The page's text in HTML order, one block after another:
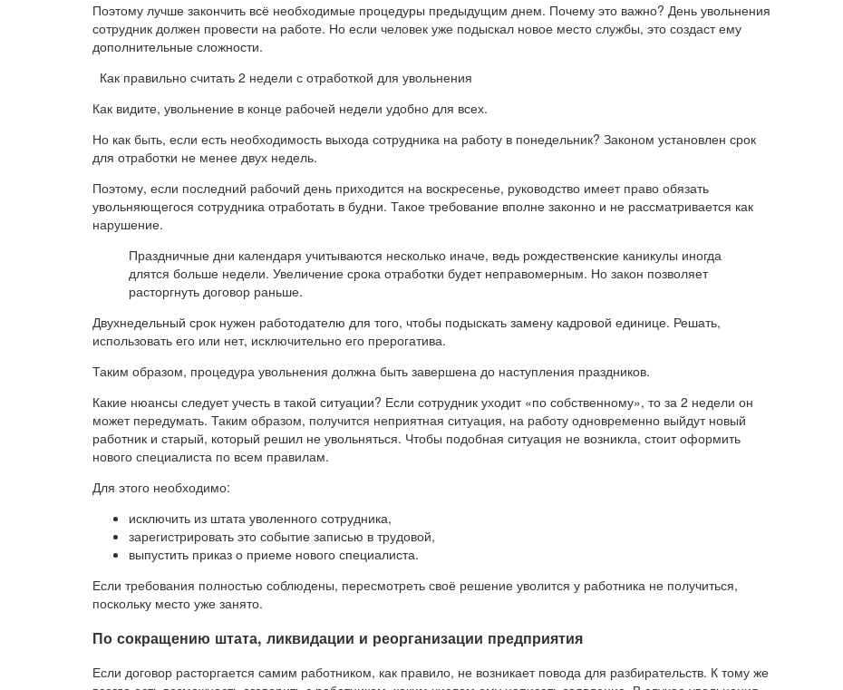
Поэтому лучше закончить всё необходимые процедуры предыдущим днем. Почему это важно? День увольнения
сотрудник должен провести на работе. Но если человек уже подыскал новое место службы, это создаст ему
дополнительные сложности.
Как правильно считать 2 недели с отработкой для увольнения
Как видите, увольнение в конце рабочей недели удобно для всех.
Но как быть, если есть необходимость выхода сотрудника на работу в понедельник? Законом установлен срок
для отработки не менее двух недель.
Поэтому, если последний рабочий день приходится на воскресенье, руководство имеет право обязать
увольняющегося сотрудника отработать в будни. Такое требование вполне законно и не рассматривается как
нарушение.
Праздничные дни календаря учитываются несколько иначе, ведь рождественские каникулы иногда
длятся больше недели. Увеличение срока отработки будет неправомерным. Но закон позволяет
расторгнуть договор раньше.
Двухнедельный срок нужен работодателю для того, чтобы подыскать замену кадровой единице. Решать,
использовать его или нет, исключительно его прерогатива.
Таким образом, процедура увольнения должна быть завершена до наступления праздников.
Какие нюансы следует учесть в такой ситуации? Если сотрудник уходит «по собственному», то за 2 недели он
может передумать. Таким образом, получится неприятная ситуация, на работу одновременно выйдут новый
работник и старый, который решил не увольняться. Чтобы подобная ситуация не возникла, стоит оформить
нового специалиста по всем правилам.
Для этого необходимо:
исключить из штата уволенного сотрудника,
зарегистрировать это событие записью в трудовой,
выпустить приказ о приеме нового специалиста.
Если требования полностью соблюдены, пересмотреть своё решение уволится у работника не получиться,
поскольку место уже занято.
По сокращению штата, ликвидации и реорганизации предприятия
Если договор расторгается самим работником, как правило, не возникает повода для разбирательств. К тому же